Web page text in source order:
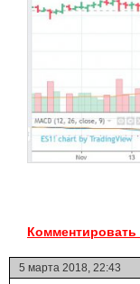
Комментировать
5 марта 2018, 22:43